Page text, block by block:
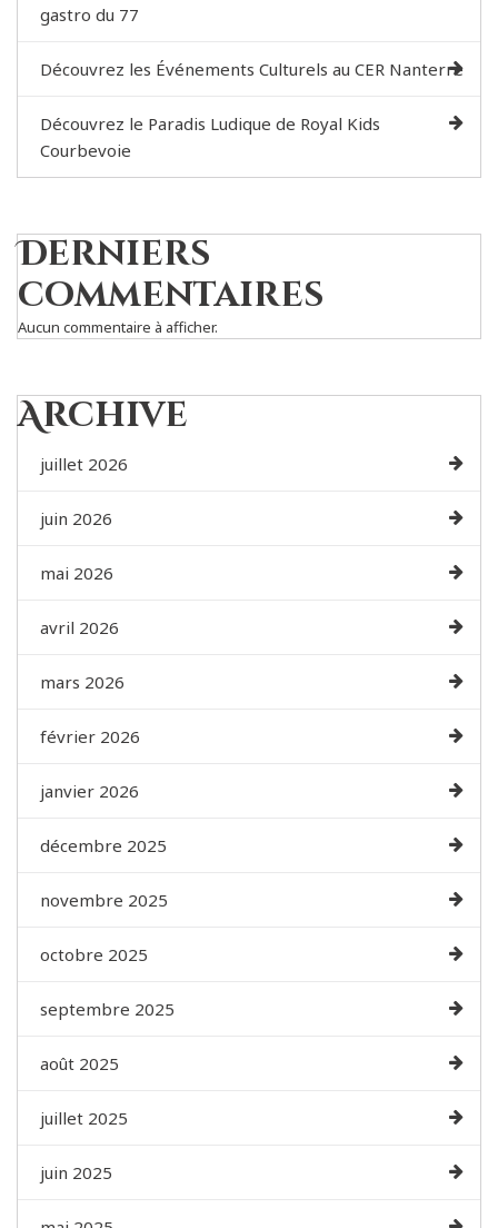
gastro du 77
Découvrez les Événements Culturels au CER Nanterre
Découvrez le Paradis Ludique de Royal Kids
Courbevoie
Derniers
commentaires
Aucun commentaire à afficher.
Archive
juillet 2026
juin 2026
mai 2026
avril 2026
mars 2026
février 2026
janvier 2026
décembre 2025
novembre 2025
octobre 2025
septembre 2025
août 2025
juillet 2025
juin 2025